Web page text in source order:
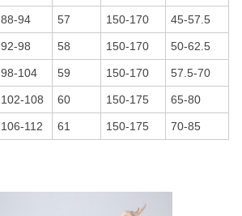
88-94 57 150-170 45-57.5
92-98 58 150-170 50-62.5
98-104 59 150-170 57.5-70
102-108 60 150-175 65-80
106-112 61 150-175 70-85